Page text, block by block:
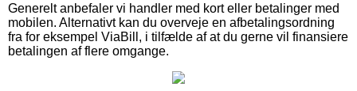
Generelt anbefaler vi handler med kort eller betalinger med
mobilen. Alternativt kan du overveje en afbetalingsordning
fra for eksempel ViaBill, i tilfælde af at du gerne vil finansiere
betalingen af flere omgange.